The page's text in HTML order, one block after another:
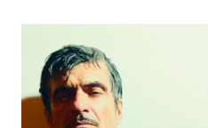
Krähe und ihn an, er die
gleichzeitig amüsiert.
Wedding muss man immer
bestätigte der freundliche